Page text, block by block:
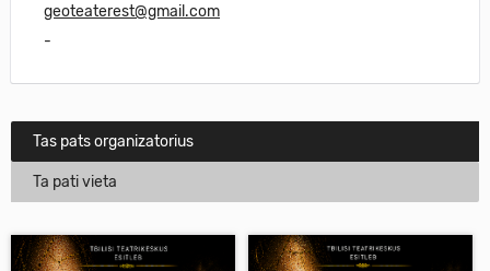
geoteaterest@gmail.com
-
Tas pats organizatorius
Ta pati vieta